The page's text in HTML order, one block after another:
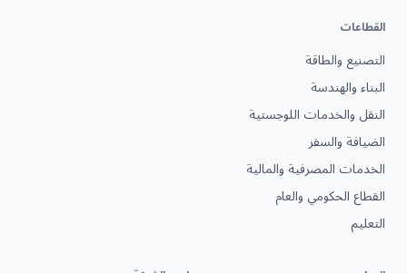
القطاعات
التصنيع والطاقة
البناء والهندسة
النقل والخدمات اللوجستية
الضيافة والسفر
الخدمات المصرفية والمالية
القطاع الحكومي والعام
التعليم